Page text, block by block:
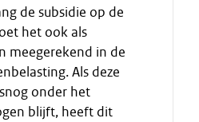
de subsidie op de
het ook als
meegerekend in de
Als deze
onder het
blijft, heeft dit